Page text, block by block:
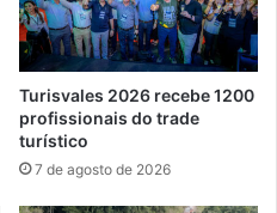
Turisvales 2026 recebe 1200
profissionais do trade
turístico
7 de agosto de 2026